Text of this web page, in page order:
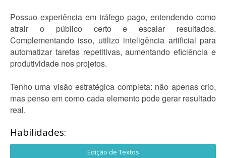
Possuo experiência em tráfego pago, entendendo como
atrair o público certo e escalar resultados.
Complementando isso, utilizo inteligência artificial para
automatizar tarefas repetitivas, aumentando eficiência e
produtividade nos projetos.
Tenho uma visão estratégica completa: não apenas crio,
mas penso em como cada elemento pode gerar resultado
real.
Habilidades:
Edição de Textos